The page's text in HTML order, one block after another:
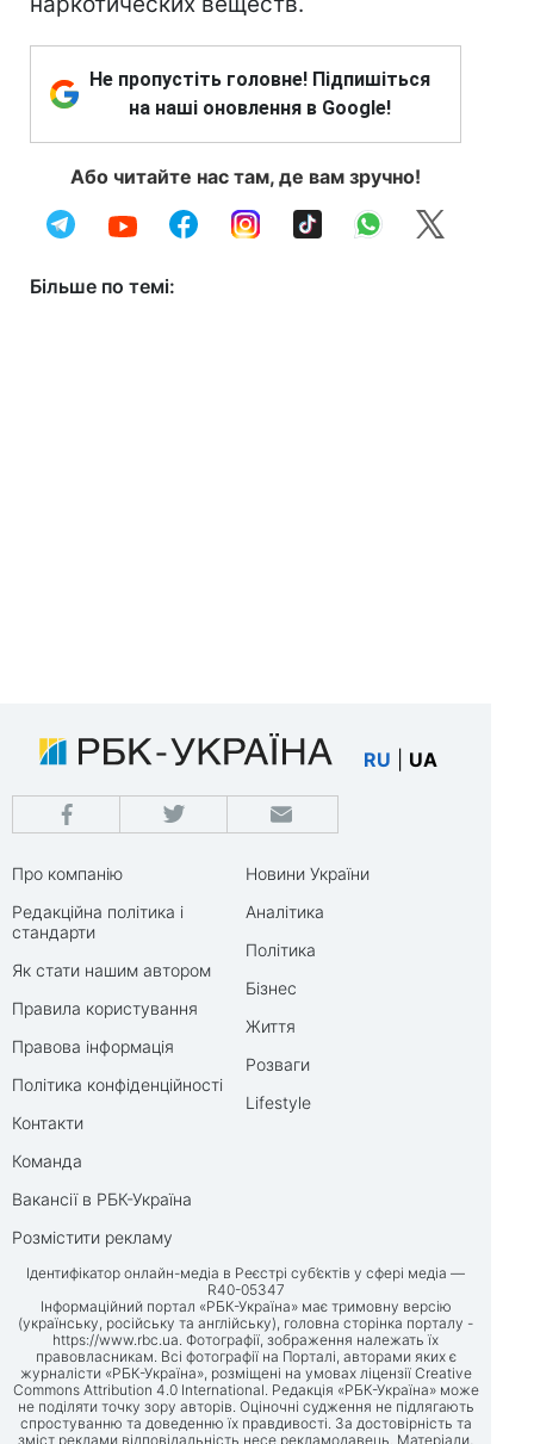
Не пропустіть головне! Підпишіться
на наші оновлення в Google!
Або читайте нас там, де вам зручно!
Більше по темі:
RU UA
Про компанію
Редакційна політика і
стандарти
Як стати нашим автором
Правила користування
Правова інформація
Політика конфіденційності
Контакти
Команда
Вакансії в РБК-Україна
Розмістити рекламу
Новини України
Аналітика
Політика
Бізнес
Життя
Розваги
Lifestyle
Ідентифікатор онлайн-медіа в Реєстрі суб’єктів у сфері медіа —
R40-05347
Інформаційний портал «РБК-Україна» має тримовну версію
(українську, російську та англійську), головна сторінка порталу -
https://www.rbc.ua. Фотографії, зображення належать їх
правовласникам. Всі фотографії на Порталі, авторами яких є
журналісти «РБК-Україна», розміщені на умовах ліцензії Creative
Commons Attribution 4.0 International. Редакція «РБК-Україна» може
не поділяти точку зору авторів. Оціночні судження не підлягають
спростуванню та доведенню їх правдивості. За достовірність та
зміст реклами відповідальність несе рекламодавець. Матеріали,